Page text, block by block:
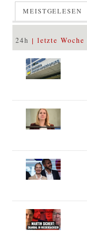
MEISTGELESEN
24h letzte Woche